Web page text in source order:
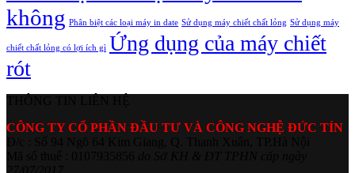
không Phân biệt các loại máy in date Sử dụng máy chiết chất lỏng Sử dụng máy
chiết chất lỏng có lợi ích gì Ứng dụng của máy chiết
rót
CÔNG TY CỔ PHẦN ĐẦU TƯ VÀ CÔNG NGHỆ ĐỨC TÍN